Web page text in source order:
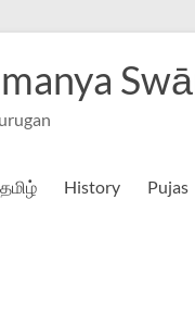
தமிழ் History Pujas